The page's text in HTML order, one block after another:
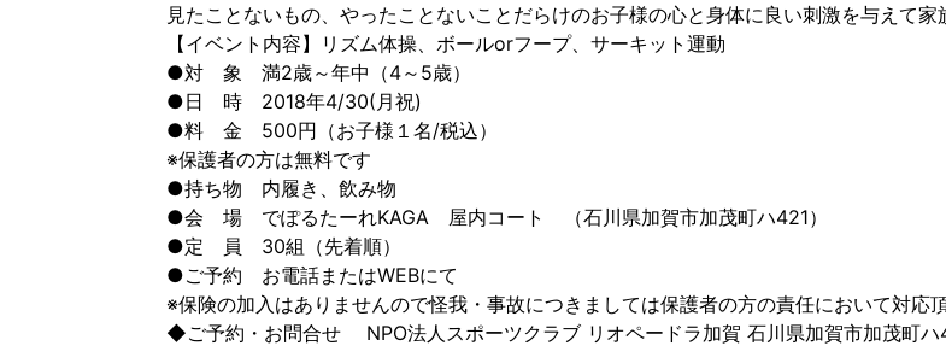
見たことないもの、やったことないことだらけのお子様の心と身体に良い刺激を与えて家
【イベント内容】リズム体操、ボールorフープ、サーキット運動
●対 象 満2歳～年中（4～5歳）
●日 時 2018年4/30(月祝)
●料 金 500円（お子様１名/税込）
※保護者の方は無料です
●持ち物 内履き、飲み物
●会 場 でぽるたーれKAGA 屋内コート （石川県加賀市加茂町ハ421）
●定 員 30組（先着順）
●ご予約 お電話またはWEBにて
※保険の加入はありませんので怪我・事故につきましては保護者の方の責任において対応
◆ご予約・お問合せ NPO法人スポーツクラブ リオペードラ加賀 石川県加賀市加茂町